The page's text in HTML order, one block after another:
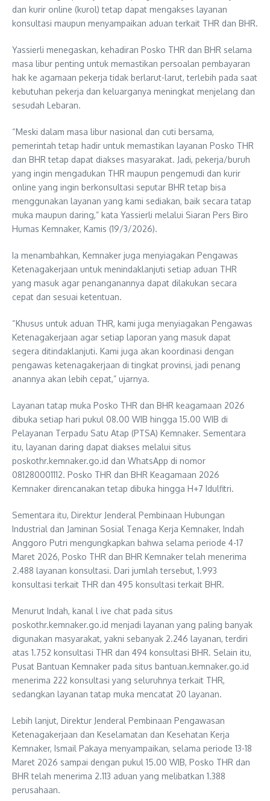
dan kurir online (kurol) tetap dapat mengakses layanan
konsultasi maupun menyampaikan aduan terkait THR dan BHR.
Yassierli menegaskan, kehadiran Posko THR dan BHR selama
masa libur penting untuk memastikan persoalan pembayaran
hak ke agamaan pekerja tidak berlarut-larut, terlebih pada saat
kebutuhan pekerja dan keluarganya meningkat menjelang dan
sesudah Lebaran.
“Meski dalam masa libur nasional dan cuti bersama,
pemerintah tetap hadir untuk memastikan layanan Posko THR
dan BHR tetap dapat diakses masyarakat. Jadi, pekerja/buruh
yang ingin mengadukan THR maupun pengemudi dan kurir
online yang ingin berkonsultasi seputar BHR tetap bisa
menggunakan layanan yang kami sediakan, baik secara tatap
muka maupun daring,” kata Yassierli melalui Siaran Pers Biro
Humas Kemnaker, Kamis (19/3/2026).
Ia menambahkan, Kemnaker juga menyiagakan Pengawas
Ketenagakerjaan untuk menindaklanjuti setiap aduan THR
yang masuk agar penanganannya dapat dilakukan secara
cepat dan sesuai ketentuan.
“Khusus untuk aduan THR, kami juga menyiagakan Pengawas
Ketenagakerjaan agar setiap laporan yang masuk dapat
segera ditindaklanjuti. Kami juga akan koordinasi dengan
pengawas ketenagakerjaan di tingkat provinsi, jadi penang
anannya akan lebih cepat,” ujarnya.
Layanan tatap muka Posko THR dan BHR keagamaan 2026
dibuka setiap hari pukul 08.00 WIB hingga 15.00 WIB di
Pelayanan Terpadu Satu Atap (PTSA) Kemnaker. Sementara
itu, layanan daring dapat diakses melalui situs
poskothr.kemnaker.go.id dan WhatsApp di nomor
081280001112. Posko THR dan BHR Keagamaan 2026
Kemnaker direncanakan tetap dibuka hingga H+7 Idulfitri.
Sementara itu, Direktur Jenderal Pembinaan Hubungan
Industrial dan Jaminan Sosial Tenaga Kerja Kemnaker, Indah
Anggoro Putri mengungkapkan bahwa selama periode 4-17
Maret 2026, Posko THR dan BHR Kemnaker telah menerima
2.488 layanan konsultasi. Dari jumlah tersebut, 1.993
konsultasi terkait THR dan 495 konsultasi terkait BHR.
Menurut Indah, kanal l ive chat pada situs
poskothr.kemnaker.go.id menjadi layanan yang paling banyak
digunakan masyarakat, yakni sebanyak 2.246 layanan, terdiri
atas 1.752 konsultasi THR dan 494 konsultasi BHR. Selain itu,
Pusat Bantuan Kemnaker pada situs bantuan.kemnaker.go.id
menerima 222 konsultasi yang seluruhnya terkait THR,
sedangkan layanan tatap muka mencatat 20 layanan.
Lebih lanjut, Direktur Jenderal Pembinaan Pengawasan
Ketenagakerjaan dan Keselamatan dan Kesehatan Kerja
Kemnaker, Ismail Pakaya menyampaikan, selama periode 13-18
Maret 2026 sampai dengan pukul 15.00 WIB, Posko THR dan
BHR telah menerima 2.113 aduan yang melibatkan 1.388
perusahaan.